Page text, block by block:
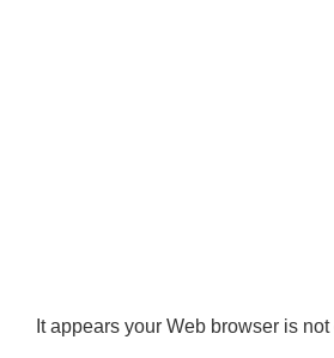
It appears your Web browser is